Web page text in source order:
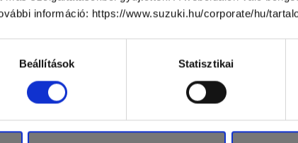
információ: https://www.suzuki.hu/corporate/hu/
Beállítások Statisztikai
Akadémia és a torna hivatalos honlapja (pfla.hu,
tudnivalókat.
követhetők a Puskás Ferenc Labdarúgó Akadémia
a pfla.hu a Pancho Aréna nyitómérkőzésének, vagyis a
19 órától új arculattal jelentkezik.